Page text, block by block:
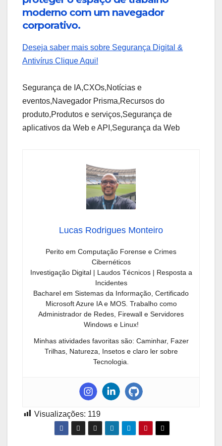
moderno com um navegador
corporativo.
Deseja saber mais sobre Segurança Digital &
Antivírus Clique Aqui!
Segurança de IA,CXOs,Notícias e
eventos,Navegador Prisma,Recursos do
produto,Produtos e serviços,Segurança de
aplicativos da Web e API,Segurança da Web
Lucas Rodrigues Monteiro
Perito em Computação Forense e Crimes
Cibernéticos
Investigação Digital | Laudos Técnicos | Resposta a
Incidentes
Bacharel em Sistemas da Informação, Certificado
Microsoft Azure IA e MOS. Trabalho como
Administrador de Redes, Firewall e Servidores
Windows e Linux!
Minhas atividades favoritas são: Caminhar, Fazer
Trilhas, Natureza, Insetos e claro ler sobre
Tecnologia.
Visualizações: 119